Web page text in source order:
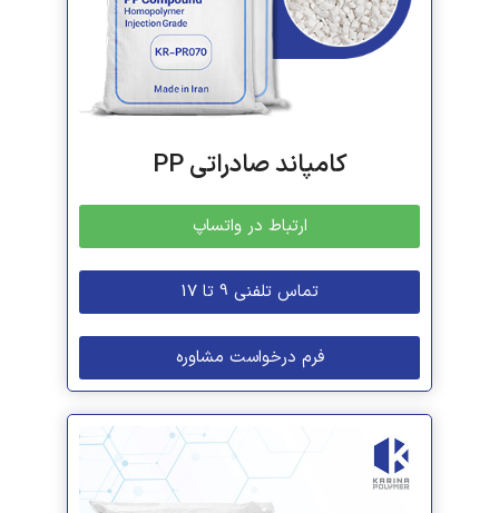
کامپاند صادراتی PP
ارتباط در واتساپ
تماس تلفنی 9 تا 17
فرم درخواست مشاوره